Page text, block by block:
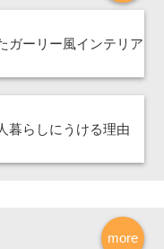
ガーリー風インテリア
暮らしにうける理由
more